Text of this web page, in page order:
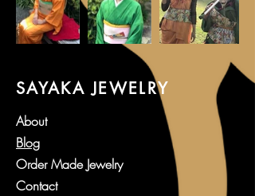
SAYAKA JEWELRY
About
Blog
Order Made Jewelry
Contact